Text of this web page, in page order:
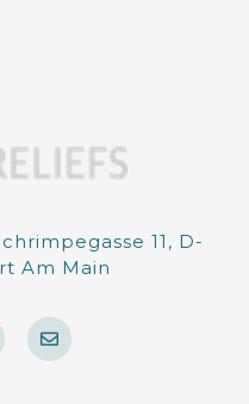
11, D-
Am Main
E
n
v
e